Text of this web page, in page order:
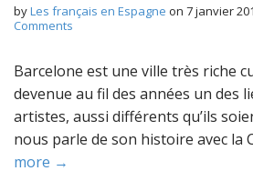
byLes français en Espagne on 7 janvier
Comments
Barcelone est une ville très riche
devenue au fil des années un des
artistes, aussi différents qu’ils
nous parle de son histoire avec la
more →